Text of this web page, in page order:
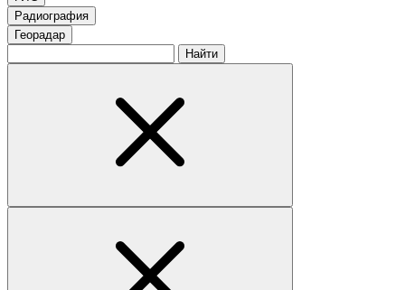
Радиография
Георадар
Найти